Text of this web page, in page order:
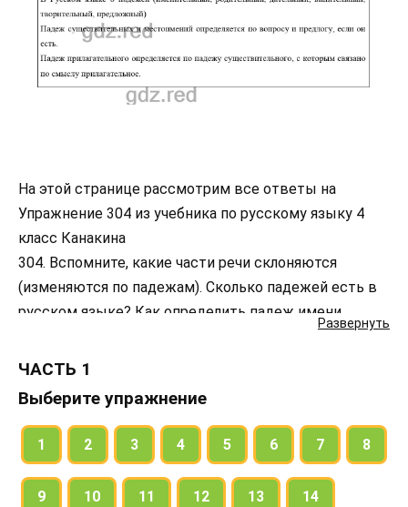
Развернуть
На этой странице рассмотрим все ответы на
Упражнение 304 из учебника по русскому языку 4
класс Канакина
304. Вспомните, какие части речи склоняются
(изменяются по падежам). Сколько падежей есть в
русском языке? Как определить падеж имени
местоимения?
ЧАСТЬ 1
Выберите упражнение
1 2 3 4 5 6 7 8
9 10 11 12 13 14